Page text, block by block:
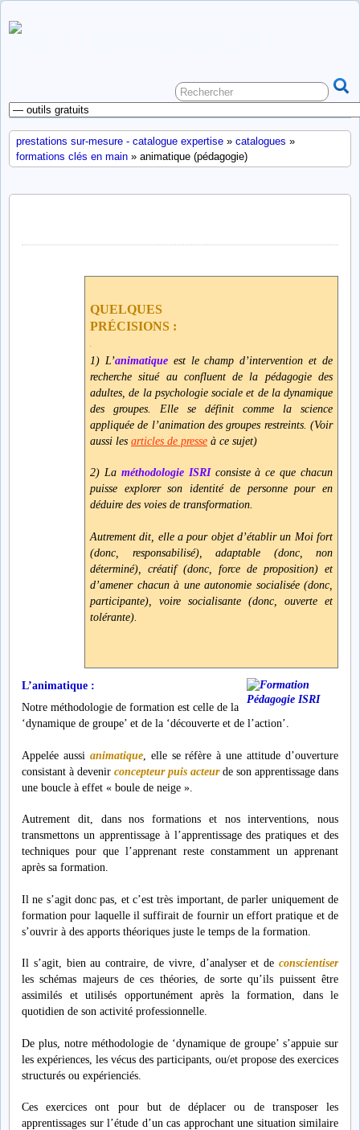
prestations sur-mesure - catalogue expertise » catalogues »
formations clés en main » animatique (pédagogie)
QUELQUES
PRÉCISIONS :
1) L’animatique est le champ d’intervention et de
recherche situé au confluent de la pédagogie des
adultes, de la psychologie sociale et de la dynamique
des groupes. Elle se définit comme la science
appliquée de l’animation des groupes restreints. (Voir
aussi les articles de presse à ce sujet)
2) La méthodologie ISRIconsisteà ce que chacun
puisse explorer son identité de personne pour en
déduire des voies de transformation.
Autrement dit, ellea pour objet d’établir un Moi fort
(donc, responsabilisé), adaptable (donc, non
déterminé), créatif (donc, force de proposition) et
d’amener chacun à une autonomie socialisée (donc,
participante), voire socialisante (donc, ouverte et
tolérante).
L’animatique :
Notre méthodologie de formation est celle de la
‘dynamique de groupe’ et de la ‘découverte et de l’action’.
Appelée aussi animatique, elle se réfère à une attitude d’ouverture
consistant à devenir concepteur puis acteur de son apprentissage dans
une boucle à effet « boule de neige ».
Autrement dit, dans nos formations et nos interventions, nous
transmettons un apprentissage à l’apprentissage des pratiques et des
techniques pour que l’apprenant reste constamment un apprenant
après sa formation.
Il ne s’agit donc pas, et c’est très important, de parler uniquement de
formation pour laquelle il suffirait de fournir un effort pratique et de
s’ouvrir à des apports théoriques juste le temps de la formation.
Il s’agit, bien au contraire, de vivre, d’analyser et de conscientiser
les schémas majeurs de ces théories, de sorte qu’ils puissent être
assimilés et utilisés opportunément après la formation, dans le
quotidien de son activité professionnelle.
De plus, notre méthodologie de ‘dynamique de groupe’ s’appuie sur
les expériences, les vécus des participants, ou/et propose des exercices
structurés ou expérienciés.
Ces exercices ont pour but de déplacer ou de transposer les
apprentissages sur l’étude d’un cas approchant une situation similaire